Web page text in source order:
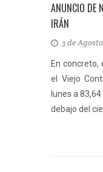
ANUNCIO DE
IRÁN
3 de
En
el Viejo
lunes a
debajo del